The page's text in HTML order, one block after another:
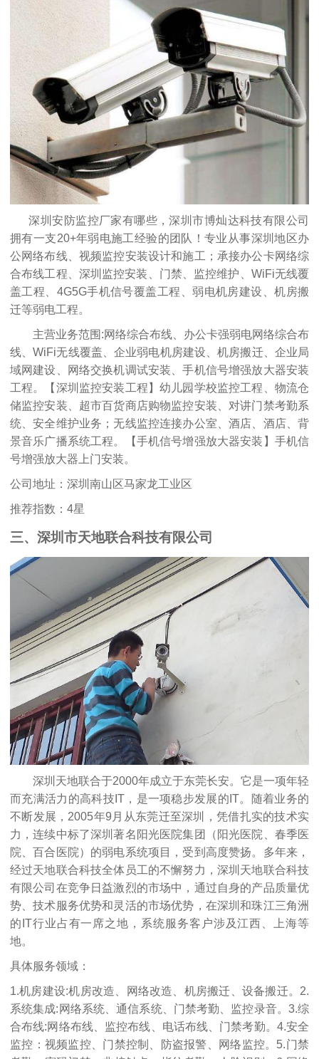
深圳安防监控厂家有哪些，深圳市博灿达科技有限公司
拥有一支20+年弱电施工经验的团队！专业从事深圳地区办
公网络布线、视频监控安装设计和施工；承接办公卡网络综
合布线工程、深圳监控安装、门禁、监控维护、WiFi无线覆
盖工程、4G5G手机信号覆盖工程、弱电机房建设、机房搬
迁等弱电工程。
主营业务范围:网络综合布线、办公卡强弱电网络综合布
线、WiFi无线覆盖、企业弱电机房建设、机房搬迁、企业局
域网建设、网络交换机调试安装、手机信号增强放大器安装
工程。【深圳监控安装工程】幼儿园学校监控工程、物流仓
储监控安装、超市百货商店购物监控安装、对讲门禁考勤系
统、安全维护业务；无线监控连接办公室、酒店、酒店、背
景音乐广播系统工程。【手机信号增强放大器安装】手机信
号增强放大器上门安装。
公司地址：深圳南山区马家龙工业区
推荐指数：4星
三、深圳市天地联合科技有限公司
深圳天地联合于2000年成立于东莞长安。它是一项年轻
而充满活力的高科技IT，是一项稳步发展的IT。随着业务的
不断发展，2005年9月从东莞迁至深圳，凭借扎实的技术实
力，连续中标了深圳著名阳光医院集团（阳光医院、春季医
院、百合医院）的弱电系统项目，受到高度赞扬。多年来，
经过天地联合科技全体员工的不懈努力，深圳天地联合科技
有限公司在竞争日益激烈的市场中，通过自身的产品质量优
势、技术服务优势和灵活的市场优势，在深圳和珠江三角洲
的IT行业占有一席之地，系统服务客户涉及江西、上海等
地。
具体服务领域：
1.机房建设:机房改造、网络改造、机房搬迁、设备搬迁。2.
系统集成:网络系统、通信系统、门禁考勤、监控录音。3.综
合布线:网络布线、监控布线、电话布线、门禁考勤。4.安全
监控：视频监控、门禁控制、防盗报警、网络监控。5.门禁